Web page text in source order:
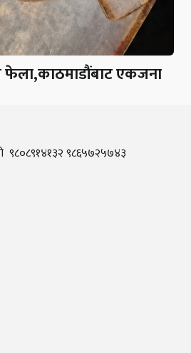
फेला,काठमाडौंबाट एकजना
९८०८९१४१३२ ९८६५७२५७४३